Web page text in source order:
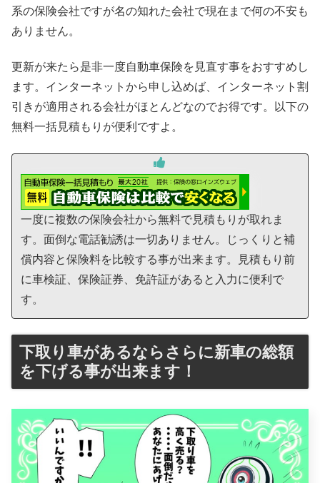
系の保険会社ですが名の知れた会社で現在まで何の不安も
ありません。
更新が来たら是非一度自動車保険を見直す事をおすすめし
ます。インターネットから申し込めば、インターネット割
引きが適用される会社がほとんどなのでお得です。以下の
無料一括見積もりが便利ですよ。
一度に複数の保険会社から無料で見積もりが取れま
す。面倒な電話勧誘は一切ありません。じっくりと補
償内容と保険料を比較する事が出来ます。見積もり前
に車検証、保険証券、免許証があると入力に便利で
す。
下取り車があるならさらに新車の総額
を下げる事が出来ます！